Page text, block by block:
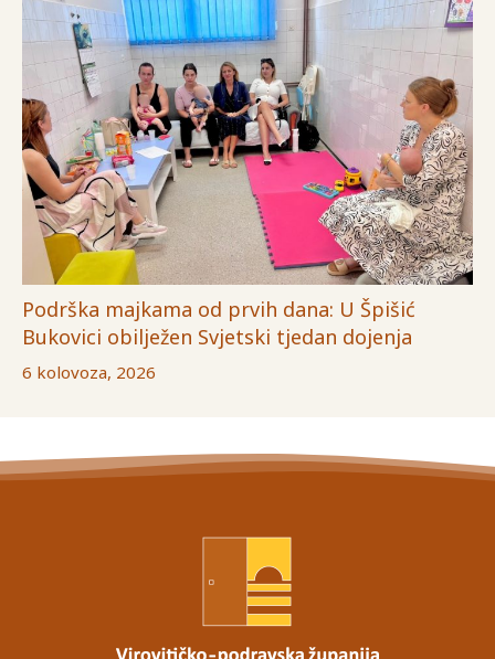
Podrška majkama od prvih dana: U Špišić
Bukovici obilježen Svjetski tjedan dojenja
6 kolovoza, 2026